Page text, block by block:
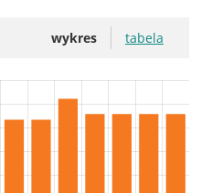
wykres tabela